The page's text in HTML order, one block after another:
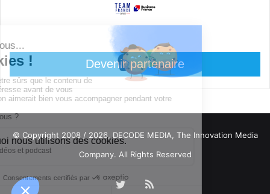
Devenir partenaire
© Copyright 2008 / 2026,DECODE MEDIA, The Innovation Media
Company. All Rights Reserved
TwitterRSS